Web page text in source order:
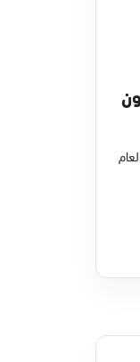
448 مليون